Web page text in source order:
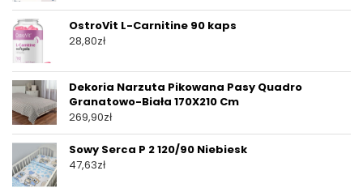
OstroVit L-Carnitine 90 kaps
28,80zł
Dekoria Narzuta Pikowana Pasy Quadro
Granatowo-Biała 170X210 Cm
269,90zł
Sowy Serca P 2 120/90 Niebiesk
47,63zł